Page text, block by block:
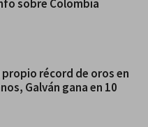
sobre Colombia
propio récord de oros en
Galván gana en 10